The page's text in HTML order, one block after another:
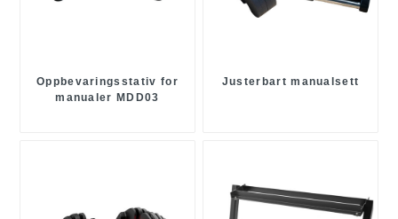
Oppbevaringsstativ for
manualer MDD03
Justerbart manualsett